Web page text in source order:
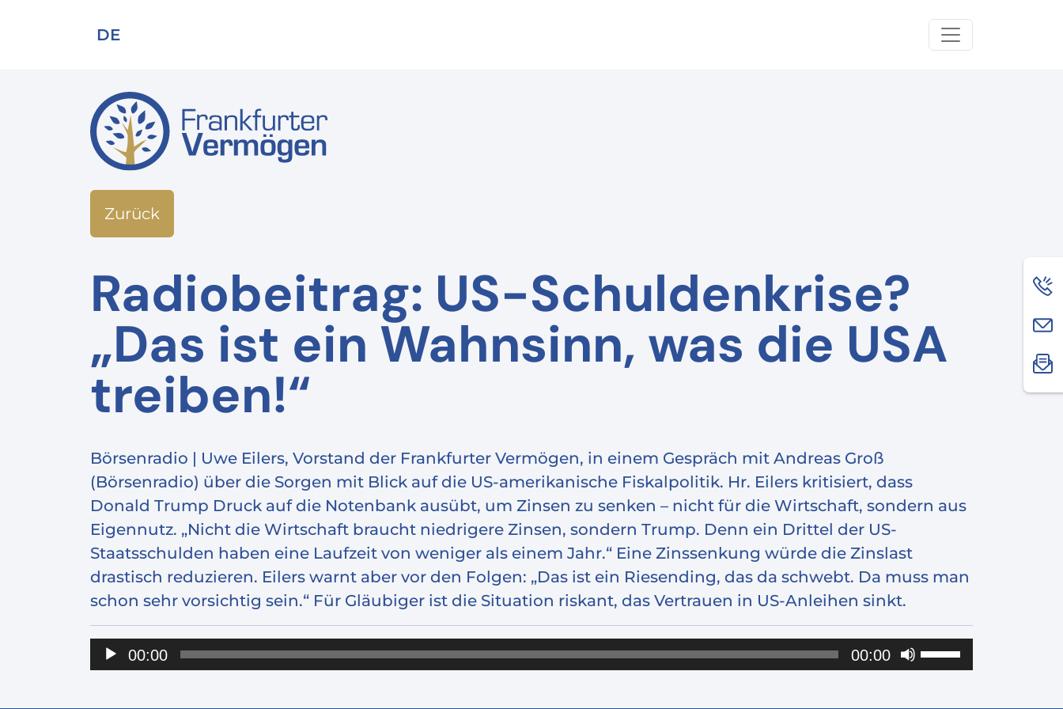
DE
Zurück
Radiobeitrag: US-Schuldenkrise?
„Das ist ein Wahnsinn, was die USA
treiben!“
Börsenradio | Uwe Eilers, Vorstand der Frankfurter Vermögen, in einem Gespräch mit Andreas Groß
(Börsenradio) über die Sorgen mit Blick auf die US-amerikanische Fiskalpolitik. Hr. Eilers kritisiert, dass
Donald Trump Druck auf die Notenbank ausübt, um Zinsen zu senken – nicht für die Wirtschaft, sondern aus
Eigennutz. „Nicht die Wirtschaft braucht niedrigere Zinsen, sondern Trump. Denn ein Drittel der US-
Staatsschulden haben eine Laufzeit von weniger als einem Jahr.“ Eine Zinssenkung würde die Zinslast
drastisch reduzieren. Eilers warnt aber vor den Folgen: „Das ist ein Riesending, das da schwebt. Da muss man
schon sehr vorsichtig sein.“ Für Gläubiger ist die Situation riskant, das Vertrauen in US-Anleihen sinkt.
Audio-
Player
00:00 00:00
Pfeiltasten
Hoch/Runter